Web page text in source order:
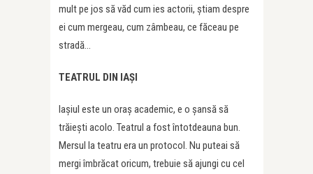
mult pe jos să văd cum ies actorii, ştiam despre
ei cum mergeau, cum zâmbeau, ce făceau pe
stradă…
TEATRUL DIN IAŞI
Iaşiul este un oraş academic, e o şansă să
trăieşti acolo. Teatrul a fost întotdeauna bun.
Mersul la teatru era un protocol. Nu puteai să
mergi îmbrăcat oricum, trebuie să ajungi cu cel